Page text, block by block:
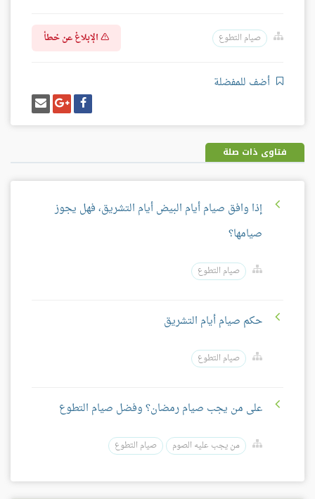
صيام التطوع الإبلاغ عن خطأ
أضف للمفضلة
شارك
على
فيسبوك
شارك
على
غوغل
بلس
إرسل
إيميل
فتاوى ذات صلة
إذا وافق صيام أيام البيض أيام التشريق، فهل يجوز
صيامها؟
صيام التطوع
حكم صيام أيام التشريق
صيام التطوع
على من يجب صيام رمضان؟ وفضل صيام التطوع
من يجب عليه الصوم صيام التطوع